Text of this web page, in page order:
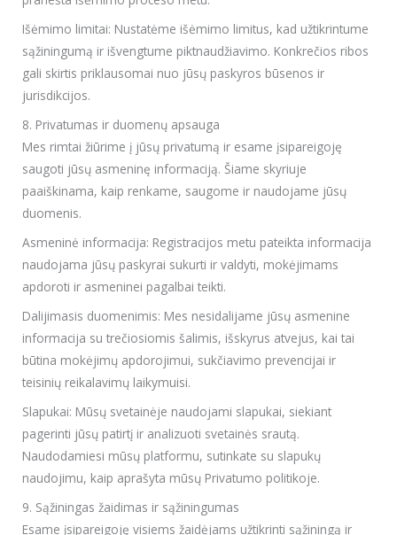
Išėmimo limitai: Nustatėme išėmimo limitus, kad užtikrintume
sąžiningumą ir išvengtume piktnaudžiavimo. Konkrečios ribos
gali skirtis priklausomai nuo jūsų paskyros būsenos ir
jurisdikcijos.
8. Privatumas ir duomenų apsauga
Mes rimtai žiūrime į jūsų privatumą ir esame įsipareigoję
saugoti jūsų asmeninę informaciją. Šiame skyriuje
paaiškinama, kaip renkame, saugome ir naudojame jūsų
duomenis.
Asmeninė informacija: Registracijos metu pateikta informacija
naudojama jūsų paskyrai sukurti ir valdyti, mokėjimams
apdoroti ir asmeninei pagalbai teikti.
Dalijimasis duomenimis: Mes nesidalijame jūsų asmenine
informacija su trečiosiomis šalimis, išskyrus atvejus, kai tai
būtina mokėjimų apdorojimui, sukčiavimo prevencijai ir
teisinių reikalavimų laikymuisi.
Slapukai: Mūsų svetainėje naudojami slapukai, siekiant
pagerinti jūsų patirtį ir analizuoti svetainės srautą.
Naudodamiesi mūsų platformu, sutinkate su slapukų
naudojimu, kaip aprašyta mūsų Privatumo politikoje.
9. Sąžiningas žaidimas ir sąžiningumas
Esame įsipareigoję visiems žaidėjams užtikrinti sąžiningą ir